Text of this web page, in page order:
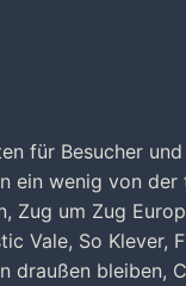
für Besucher und
ein wenig von der
Zug um Zug
Vale, So Klever,
draußen bleiben,